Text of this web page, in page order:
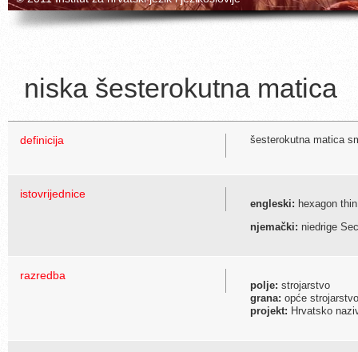
niska šesterokutna matica
definicija šesterokutna matica
istovrijednice
engleski: hexagon
njemački: niedrige
razredba
polje: strojarstvo
grana: opće
projekt: Hrvatsko